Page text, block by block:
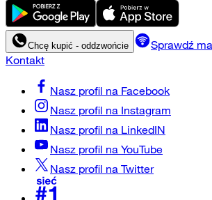
Chcę kupić - oddzwońcie
Sprawdź
Kontakt
Nasz profil na Facebook
Nasz profil na Instagram
Nasz profil na LinkedIN
Nasz profil na YouTube
Nasz profil na Twitter